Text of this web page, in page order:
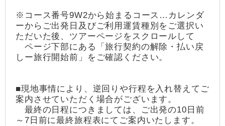
※コース番号9W2から始まるコース…カレンダ
ーからご出発日及びご利用運賃種別をご選択い
ただいた後、ツアーページをスクロールして
ページ下部にある「旅行契約の解除・払い戻
しー旅行開始前」をご確認ください。
■現地事情により、逆回りや行程を入れ替えてご
案内させていただく場合がございます。
最終の日程につきましては、ご出発の10日前
～7日前に最終旅程表にてご案内いたします。